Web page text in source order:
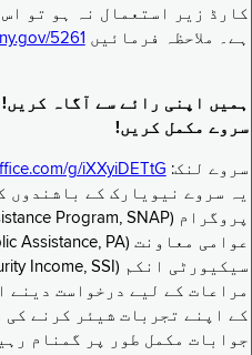
کارڈ زیر استعمال نہ ہو تو
ہے۔ ملاحظہ فرمائیں 5261
سروے مکمل کریں!
سروے لنک: g/iXXyiDETtG
یہ سروے نیویارک کے باشندوں
مراعات کے لیے درخواست دینے
کے اپنے تجربات شیئر کرنے کی
جوابات مکمل طور پر گمنام